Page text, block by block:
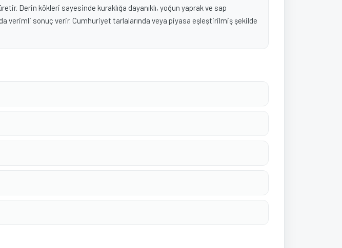
Derin kökleri sayesinde kuraklığa dayanıklı, yoğun yaprak ve sap
verimli sonuç verir. Cumhuriyet tarlalarında veya piyasa eşleştirilmiş şekilde